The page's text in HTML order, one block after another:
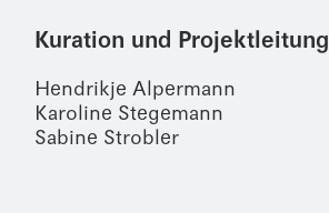
Kuration und Projektleitung
Hendrikje Alpermann
Karoline Stegemann
Sabine Strobler